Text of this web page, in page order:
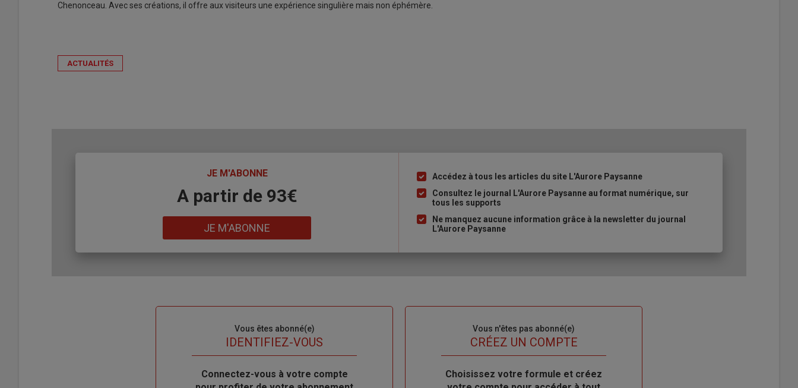
Chenonceau. Avec ses créations, il offre aux visiteurs une expérience singulière mais non éphémère.
ACTUALITÉS
JE M'ABONNE
A partir de 93€
JE M'ABONNE
Liste
à
puce
Accédez à tous les articles du site L'Aurore Paysanne
Consultez le journal L'Aurore Paysanne au format numérique, sur
tous les supports
Ne manquez aucune information grâce à la newsletter du journal
L'Aurore Paysanne
Vous êtes abonné(e)
IDENTIFIEZ-VOUS
Body
Connectez-vous à votre compte
Vous n'êtes pas abonné(e)
TITRECRÉEZ UN COMPTE
Body
Choisissez votre formule et créez